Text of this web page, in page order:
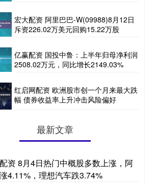
宏大配资 阿里巴巴-W(09988)8月12日
斥资226.02万美元回购15.22万股
亿赢配资 国投中鲁：上半年归母净利润
2508.02万元，同比增长2149.03%
红启网配资 欧洲股市创一个月来最大跌
幅 债券收益率上升冲击风险偏好
最新文章
资 8月4日热门中概股多数上涨，阿
4.11%，理想汽车跌3.74%